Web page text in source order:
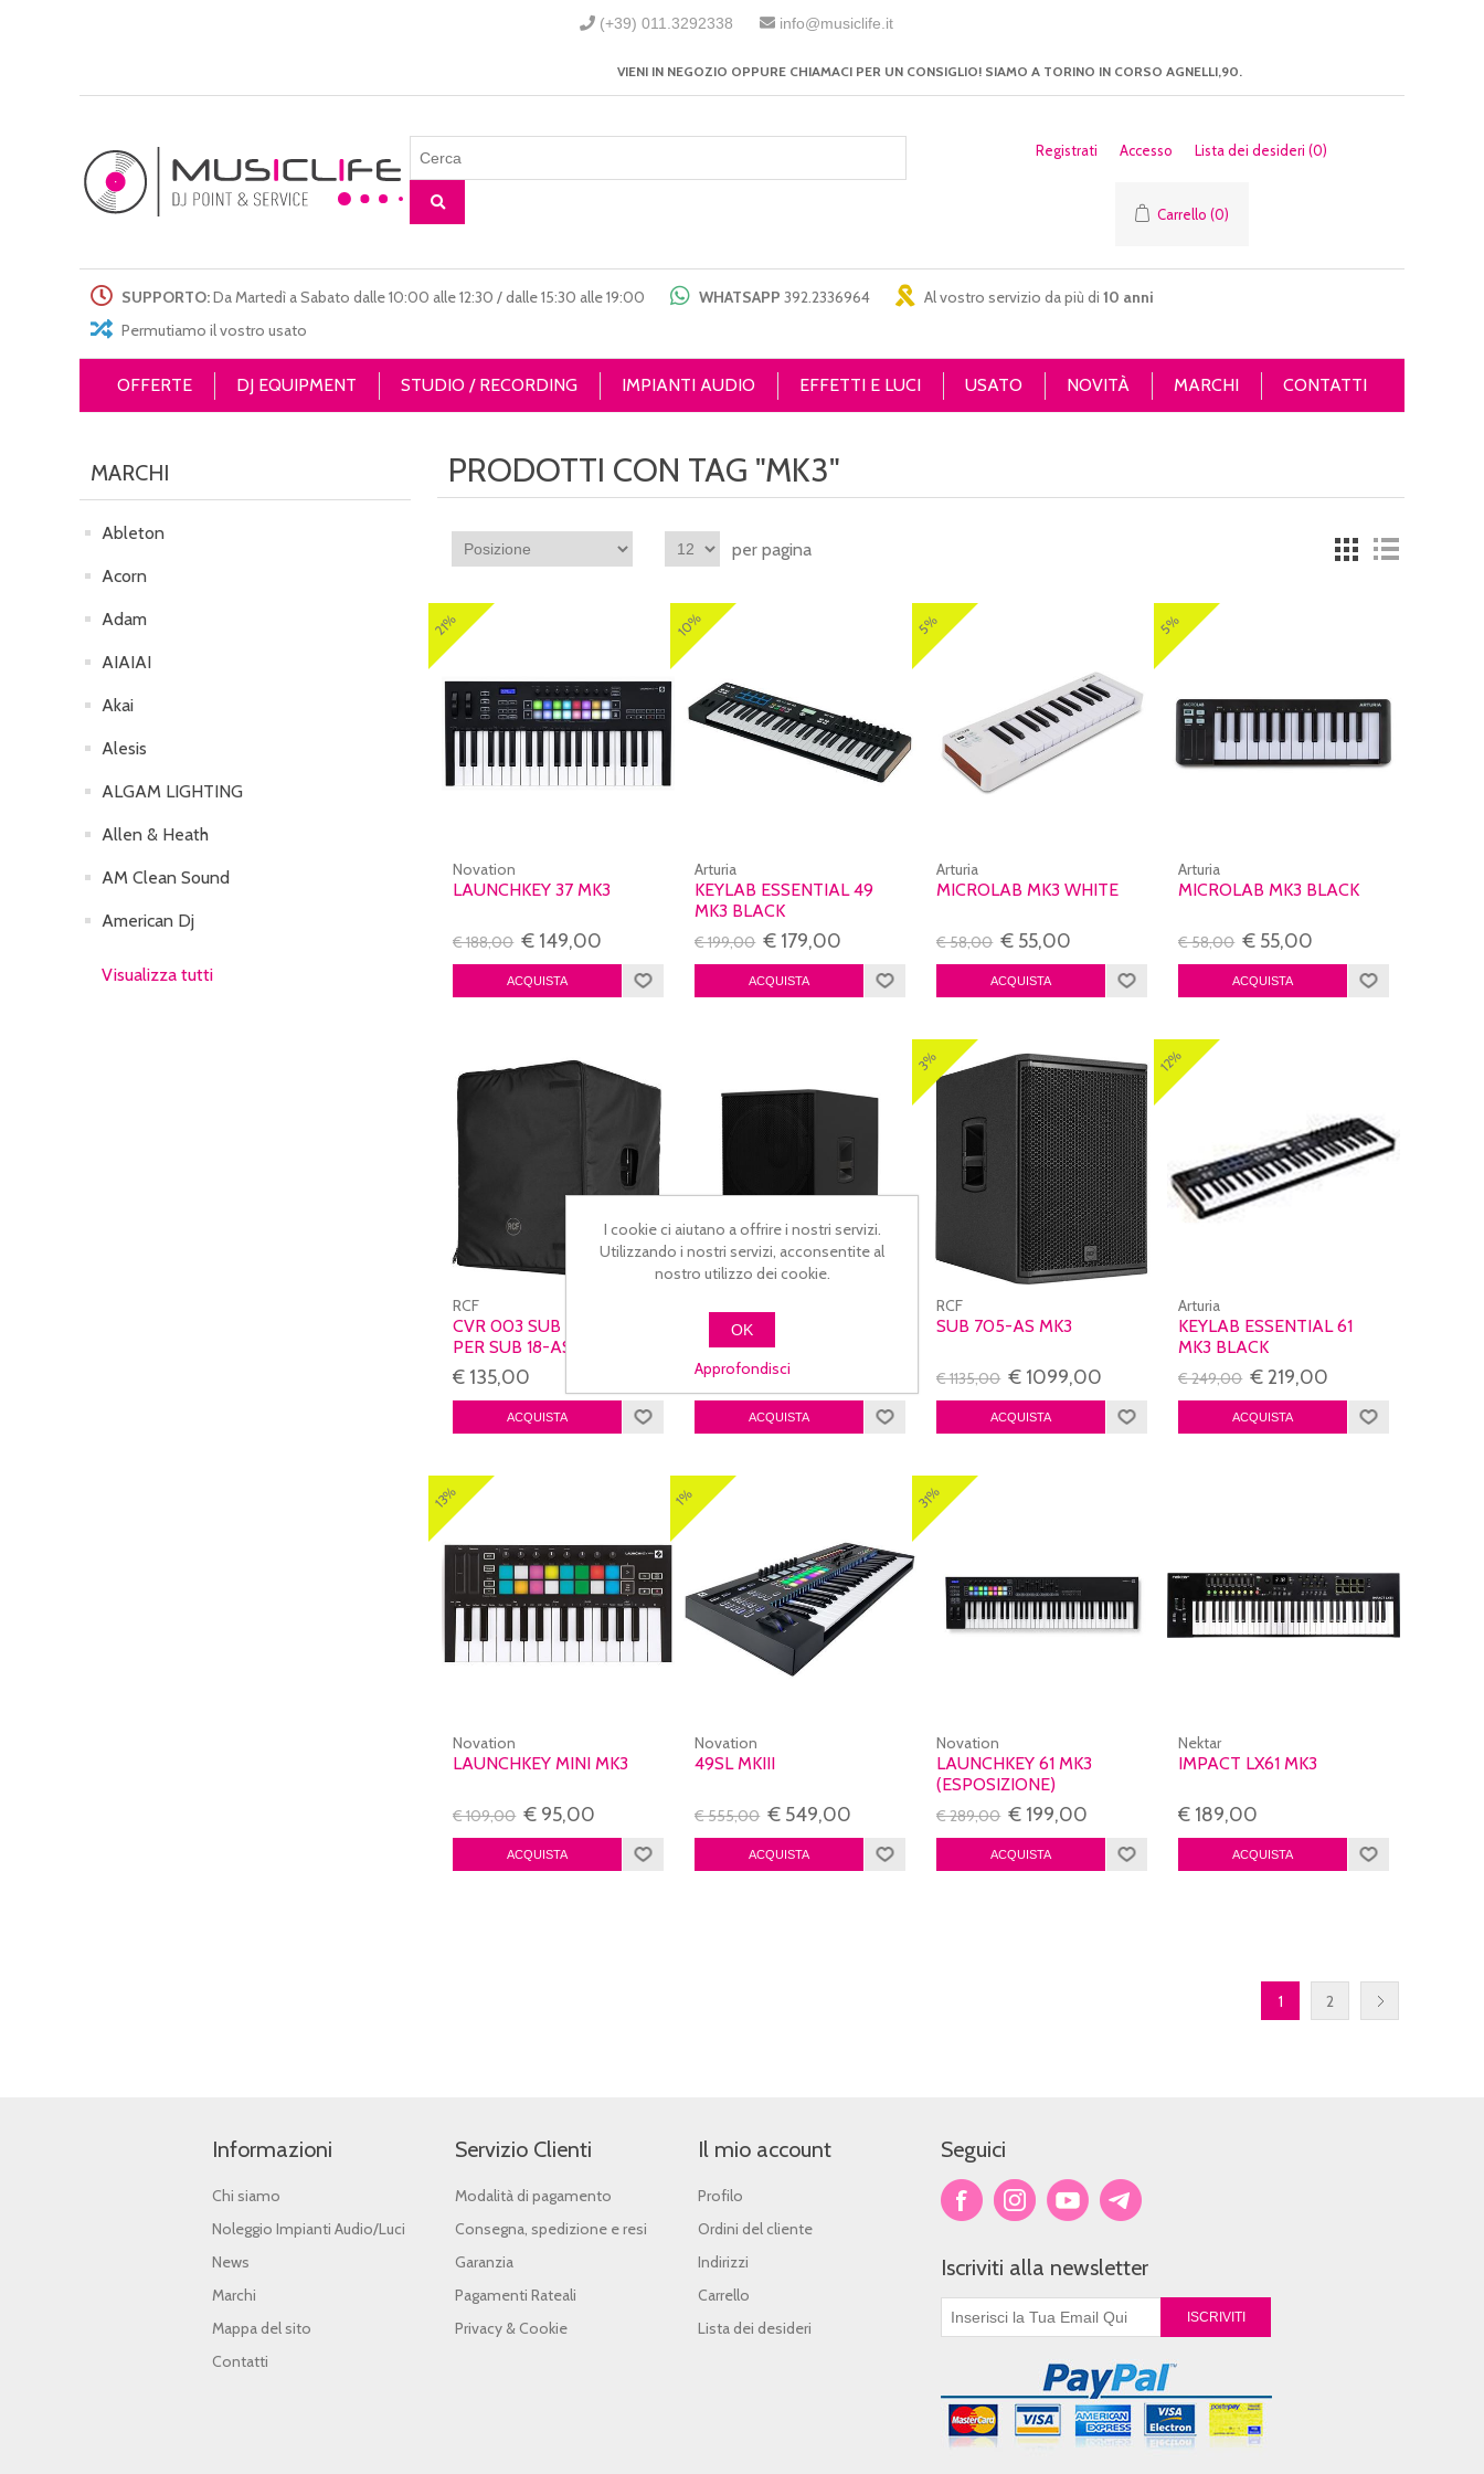
(+39) 011.3292338 info@musiclife.it
VIENI IN NEGOZIO OPPURE CHIAMACI PER UN CONSIGLIO! SIAMO A TORINO IN CORSO AGNELLI,90.
Registrati Accesso Lista dei desideri (0)
Carrello (0)
SUPPORTO:Da Martedì a Sabato dalle 10:00 alle 12:30 / dalle 15:30 alle 19:00 WHATSAPP 392.2336964 Al vostro servizio da più di 10 anni
Permutiamo il vostro usato
OFFERTE DJ EQUIPMENT STUDIO / RECORDING IMPIANTI AUDIO EFFETTI E LUCI USATO NOVITÀ MARCHI CONTATTI
PRODOTTI CON TAG "MK3"
per pagina
21%
Novation
LAUNCHKEY 37 MK3
€ 188,00 € 149,00
10%
Arturia
KEYLAB ESSENTIAL 49
MK3 BLACK
€ 199,00 € 179,00
5%
Arturia
MICROLAB MK3 WHITE
€ 58,00 € 55,00
5%
Arturia
MICROLAB MK3 BLACK
€ 58,00 € 55,00
RCF
CVR 003 SUB (COVER
PER SUB 18-AS/18-AX )
€ 135,00
SUB 708-AS MK3
€ 1369,00
3%
RCF
SUB 705-AS MK3
€ 1135,00 € 1099,00
12%
Arturia
KEYLAB ESSENTIAL 61
MK3 BLACK
€ 249,00 € 219,00
13%
Novation
LAUNCHKEY MINI MK3
€ 109,00 € 95,00
1%
Novation
49SL MKIII
€ 555,00 € 549,00
31%
Novation
LAUNCHKEY 61 MK3
(ESPOSIZIONE)
€ 289,00 € 199,00
Nektar
IMPACT LX61 MK3
€ 189,00
1 2
MARCHI
Ableton
Acorn
Adam
AIAIAI
Akai
Alesis
ALGAM LIGHTING
Allen & Heath
AM Clean Sound
American Dj
Visualizza tutti
Informazioni
Chi siamo
Noleggio Impianti Audio/Luci
News
Marchi
Mappa del sito
Contatti
Servizio Clienti
Modalità di pagamento
Consegna, spedizione e resi
Garanzia
Pagamenti Rateali
Privacy & Cookie
Il mio account
Profilo
Ordini del cliente
Indirizzi
Carrello
Lista dei desideri
Seguici
Iscriviti alla newsletter
I cookie ci aiutano a offrire i nostri servizi.
Utilizzando i nostri servizi, acconsentite al
nostro utilizzo dei cookie.
OK
Approfondisci